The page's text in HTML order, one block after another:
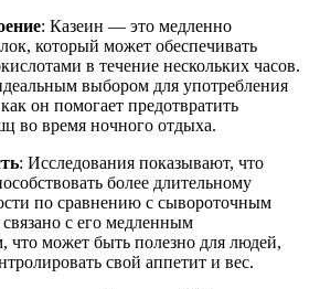
: Казеин — это медленно
который может обеспечивать
в течение нескольких часов.
выбором для употребления
он помогает предотвратить
во время ночного отдыха.
: Исследования показывают, что
более длительному
по сравнению с сывороточным
с его медленным
что может быть полезно для людей,
свой аппетит и вес.